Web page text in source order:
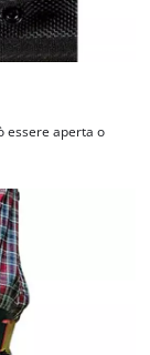
essere aperta o